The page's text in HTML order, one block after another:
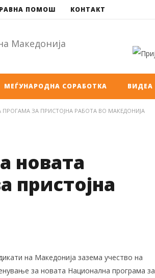
ПОМОШ КОНТАКТ
МЕЃУНАРОДНА СОРАБОТКА ВИДЕА
ЗА ПРИСТОЈНА РАБОТА ВО МАКЕДОНИЈА
новата
пристојна
на Македонија зазема учество на
за новата Национална програма за